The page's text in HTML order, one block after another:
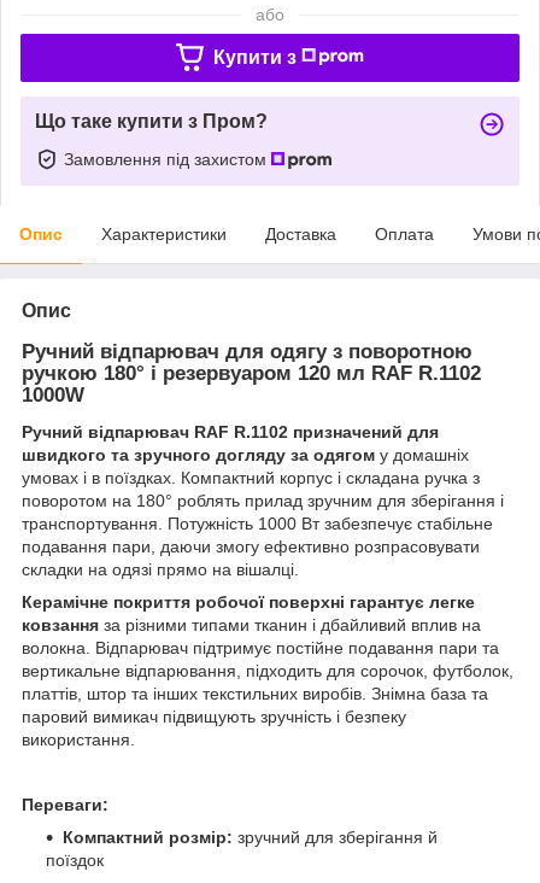
або
Купити з
Що таке купити з Пром?
Замовлення під захистом
Опис Характеристики Доставка Оплата Умови
Опис
Ручний відпарювач для одягу з поворотною
ручкою 180° і резервуаром 120 мл RAF R.1102
1000W
Ручний відпарювач RAF R.1102 призначений для
швидкого та зручного догляду за одягом у домашніх
умовах і в поїздках. Компактний корпус і складана ручка з
поворотом на 180° роблять прилад зручним для зберігання і
транспортування. Потужність 1000 Вт забезпечує стабільне
подавання пари, даючи змогу ефективно розпрасовувати
складки на одязі прямо на вішалці.
Керамічне покриття робочої поверхні гарантує легке
ковзання за різними типами тканин і дбайливий вплив на
волокна. Відпарювач підтримує постійне подавання пари та
вертикальне відпарювання, підходить для сорочок, футболок,
платтів, штор та інших текстильних виробів. Знімна база та
паровий вимикач підвищують зручність і безпеку
використання.
Переваги:
Компактний розмір: зручний для зберігання й
поїздок